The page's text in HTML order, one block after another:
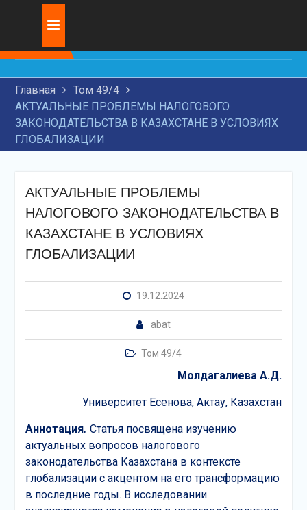
к
Журнал:
РАЗВИТИЕ ТРАНЗИТНЫХ
ЖЕЛЕЗНОДОРОЖНОМ
ТРАНСПОРТЕ
СОВРЕМЕННЫХ
ТЕХНОЛОГИЙ ДЛЯ
ПОКРЫТИЙ НА ДЕТАЛЕЙ
ИСКУССТВЕННЫЙ
ИНТЕЛЛЕКТ И
ПРОБЛЕМЫ
Главная
Том 49/4
АКТУАЛЬНЫЕ ПРОБЛЕМЫ НАЛОГОВОГО
ЗАКОНОДАТЕЛЬСТВА В КАЗАХСТАНЕ В УСЛОВИЯХ
ГЛОБАЛИЗАЦИИ
АКТУАЛЬНЫЕ ПРОБЛЕМЫ
НАЛОГОВОГО ЗАКОНОДАТЕЛЬСТВА В
КАЗАХСТАНЕ В УСЛОВИЯХ
ГЛОБАЛИЗАЦИИ
19.12.2024
abat
Том 49/4
Молдагалиева А.Д.
Университет Есенова, Актау, Казахстан
Аннотация. Статья посвящена изучению
актуальных вопросов налогового
законодательства Казахстана в контексте
глобализации с акцентом на его трансформацию
в последние годы. В исследовании